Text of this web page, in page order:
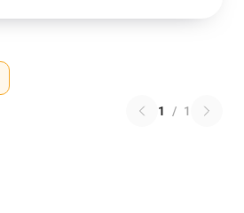
1 / 1